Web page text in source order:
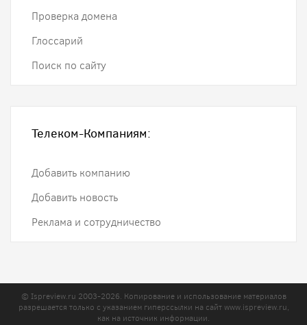
Проверка домена
Глоссарий
Поиск по сайту
Телеком-Компаниям:
Добавить компанию
Добавить новость
Реклама и сотрудничество
© Ispreview.ru 2003-2026. Копирование и использование материалов
разрешается только с указанием гиперссылки на сайтwww.ispreview.ru,
как на источник информации.